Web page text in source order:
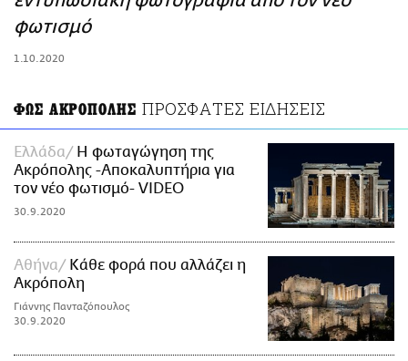
ΑΜΠΑ
φωτισμό
1.10.2020
ΦΩΣ ΑΚΡΟΠΟΛΗΣ ΠΡΟΣΦΑΤΕΣ ΕΙΔΗΣΕΙΣ
Ελλάδα
Η φωταγώγηση της
Ακρόπολης -Αποκαλυπτήρια για
τον νέο φωτισμό- VIDEO
30.9.2020
Αθήνα
Κάθε φορά που αλλάζει η
Ακρόπολη
Γιάννης Πανταζόπουλος
30.9.2020